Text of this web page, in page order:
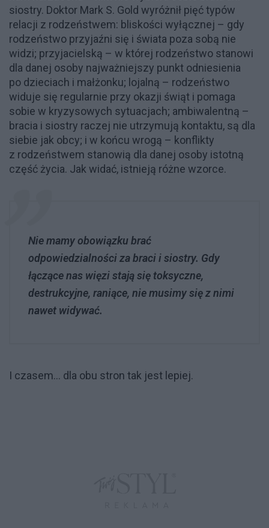
siostry. Doktor Mark S. Gold wyróżnił pięć typów
relacji z rodzeństwem: bliskości wyłącznej – gdy
rodzeństwo przyjaźni się i świata poza sobą nie
widzi; przyjacielską – w której rodzeństwo stanowi
dla danej osoby najważniejszy punkt odniesienia
po dzieciach i małżonku; lojalną – rodzeństwo
widuje się regularnie przy okazji świąt i pomaga
sobie w kryzysowych sytuacjach; ambiwalentną –
bracia i siostry raczej nie utrzymują kontaktu, są dla
siebie jak obcy; i w końcu wrogą – konflikty
z rodzeństwem stanowią dla danej osoby istotną
część życia. Jak widać, istnieją różne wzorce.
Nie mamy obowiązku brać
odpowiedzialności za braci i siostry. Gdy
łączące nas więzi stają się toksyczne,
destrukcyjne, raniące, nie musimy się z nimi
nawet widywać.
I czasem... dla obu stron tak jest lepiej.